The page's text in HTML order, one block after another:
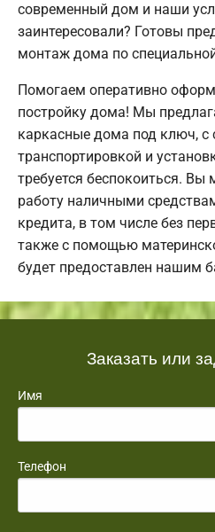
современный дом и наши
заинтересовали? Готовы
монтаж дома по
Помогаем оперативно
постройку дома! Мы
каркасные дома под ключ, с
транспортировкой и
требуется беспокоиться.
работу наличными
кредита, в том числе без
также с помощью
будет предоставлен нашим
Заказать или
Имя
Телефон